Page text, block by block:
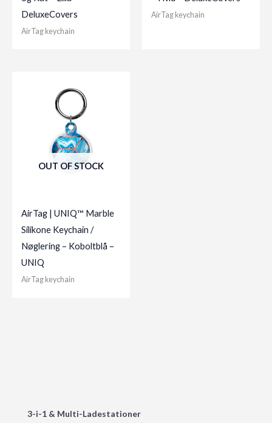
3-i-1 & Multi-Ladestationer
DeluxeCovers
AirTag keychain
AirTag keychain
OUT OF STOCK
AirTag | UNIQ™ Marble
Silikone Keychain /
Nøglering – Koboltblå –
UNIQ
AirTag keychain